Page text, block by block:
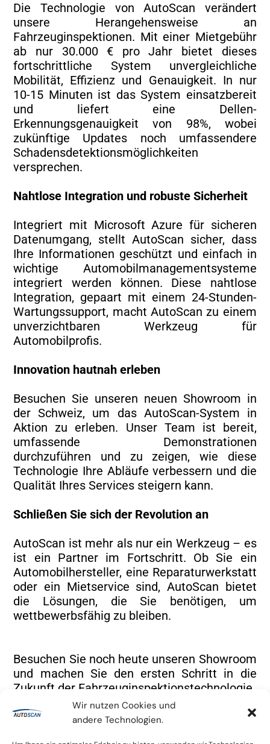
Wir nutzen Cookies und
andere Technologien.
Die Technologie von AutoScan verändert
unsere Herangehensweise an
Fahrzeuginspektionen. Mit einer Mietgebühr
ab nur 30.000 € pro Jahr bietet dieses
fortschrittliche System unvergleichliche
Mobilität, Effizienz und Genauigkeit. In nur
10-15 Minuten ist das System einsatzbereit
und liefert eine Dellen-
Erkennungsgenauigkeit von 98%, wobei
zukünftige Updates noch umfassendere
Schadensdetektionsmöglichkeiten
versprechen.
Nahtlose Integration und robuste Sicherheit
Integriert mit Microsoft Azure für sicheren
Datenumgang, stellt AutoScan sicher, dass
Ihre Informationen geschützt und einfach in
wichtige Automobilmanagementsysteme
integriert werden können. Diese nahtlose
Integration, gepaart mit einem 24-Stunden-
Wartungssupport, macht AutoScan zu einem
unverzichtbaren Werkzeug für
Automobilprofis.
Innovation hautnah erleben
Besuchen Sie unseren neuen Showroom in
der Schweiz, um das AutoScan-System in
Aktion zu erleben. Unser Team ist bereit,
umfassende Demonstrationen
durchzuführen und zu zeigen, wie diese
Technologie Ihre Abläufe verbessern und die
Qualität Ihres Services steigern kann.
Schließen Sie sich der Revolution an
AutoScan ist mehr als nur ein Werkzeug – es
ist ein Partner im Fortschritt. Ob Sie ein
Automobilhersteller, eine Reparaturwerkstatt
oder ein Mietservice sind, AutoScan bietet
die Lösungen, die Sie benötigen, um
wettbewerbsfähig zu bleiben.
Besuchen Sie noch heute unseren Showroom
und machen Sie den ersten Schritt in die
Zukunft der Fahrzeuginspektionstechnologie.
Für weitere Informationen oder um einen